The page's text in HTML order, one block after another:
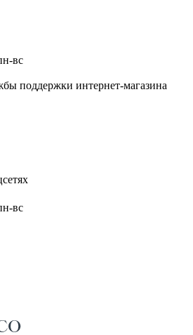
вс
поддержки интернет-магазина
вс